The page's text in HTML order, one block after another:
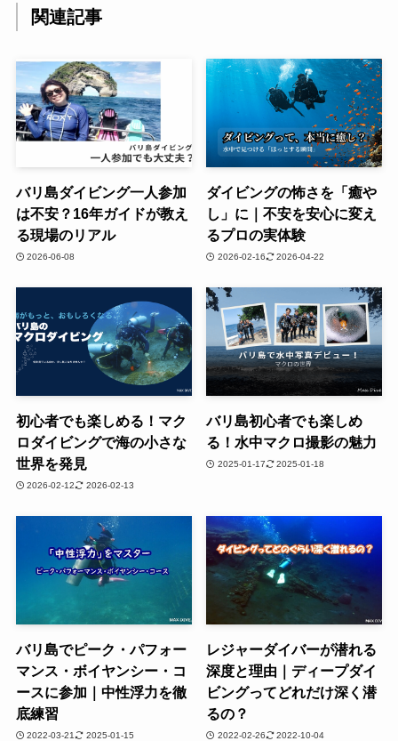
関連記事
バリ島ダイビング一人参加
は不安？16年ガイドが教え
る現場のリアル
2026-06-08
ダイビングの怖さを「癒や
し」に｜不安を安心に変え
るプロの実体験
2026-02-16 2026-04-22
初心者でも楽しめる！マク
ロダイビングで海の小さな
世界を発見
2026-02-12 2026-02-13
バリ島初心者でも楽しめ
る！水中マクロ撮影の魅力
2025-01-17 2025-01-18
バリ島でピーク・パフォー
マンス・ボイヤンシー・コ
ースに参加｜中性浮力を徹
底練習
2022-03-21 2025-01-15
レジャーダイバーが潜れる
深度と理由｜ディープダイ
ビングってどれだけ深く潜
るの？
2022-02-26 2022-10-04